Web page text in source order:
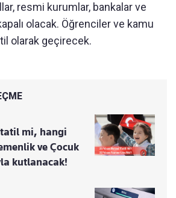
resmi kurumlar, bankalar ve
olacak. Öğrenciler ve kamu
olarak geçirecek.
mi, hangi
ve Çocuk
kutlanacak!